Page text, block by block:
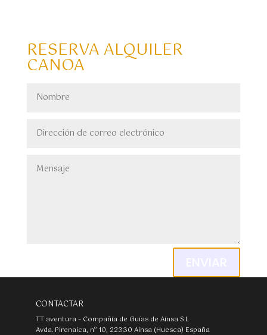
RESERVA ALQUILER
CANOA
CONTACTAR
TT aventura – Compañía de Guías de Aínsa S.L
Avda. Pirenaica, nº 10, 22330 Aínsa (Huesca) España